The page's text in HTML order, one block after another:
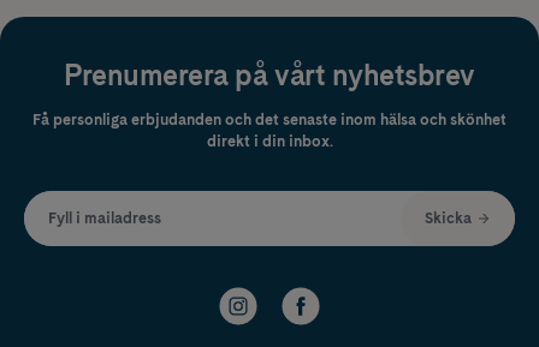
Prenumerera på vårt nyhetsbrev
Få personliga erbjudanden och det senaste inom hälsa och skönhet
direkt i din inbox.
Fyll i mailadress Skicka